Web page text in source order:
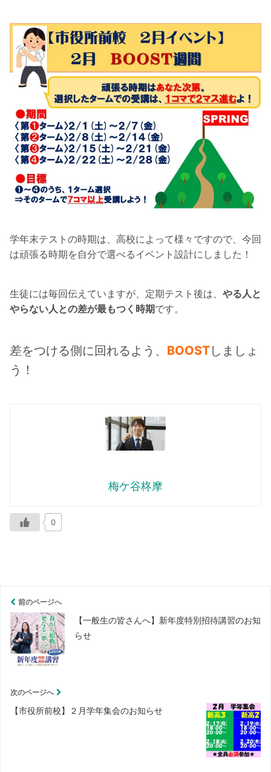
学年末テストの時期は、高校によって様々ですので、今回
は頑張る時期を自分で選べるイベント設計にしました！
生徒には毎回伝えていますが、定期テスト後は、 やる人と
やらない人との差が最もつく時期です。
差をつける側に回れるよう、 BOOSTしましょ
う！
梅ケ谷柊摩
0
前のページへ
【一般生の皆さんへ】新年度特別招待講習のお知
らせ
次のページへ
【市役所前校】２月学年集会のお知らせ